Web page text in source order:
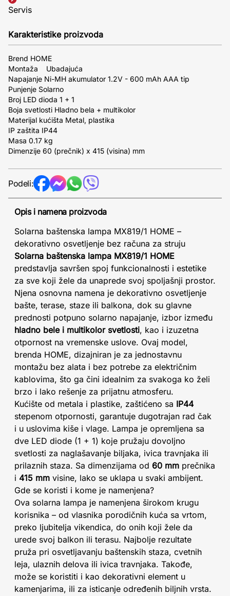
Servis
Karakteristike proizvoda
Brend HOME
Montaža Ubadajuća
Napajanje Ni-MH akumulator 1.2V - 600 mAh AAA tip
Punjenje Solarno
Broj LED dioda 1 + 1
Boja svetlosti Hladno bela + multikolor
Materijal kućišta Metal, plastika
IP zaštita IP44
Masa 0.17 kg
Dimenzije 60 (prečnik) x 415 (visina) mm
Podeli:
Opis i namena proizvoda
Solarna baštenska lampa MX819/1 HOME –
dekorativno osvetljenje bez računa za struju
Solarna baštenska lampa MX819/1 HOME
predstavlja savršen spoj funkcionalnosti i estetike
za sve koji žele da unaprede svoj spoljašnji prostor.
Njena osnovna namena je dekorativno osvetljenje
bašte, terase, staze ili balkona, dok su glavne
prednosti potpuno solarno napajanje, izbor između
hladno bele i multikolor svetlosti, kao i izuzetna
otpornost na vremenske uslove. Ovaj model,
brenda HOME, dizajniran je za jednostavnu
montažu bez alata i bez potrebe za električnim
kablovima, što ga čini idealnim za svakoga ko želi
brzo i lako rešenje za prijatnu atmosferu.
Kućište od metala i plastike, zaštićeno sa IP44
stepenom otpornosti, garantuje dugotrajan rad čak
i u uslovima kiše i vlage. Lampa je opremljena sa
dve LED diode (1 + 1) koje pružaju dovoljno
svetlosti za naglašavanje biljaka, ivica travnjaka ili
prilaznih staza. Sa dimenzijama od 60 mm prečnika
i 415 mm visine, lako se uklapa u svaki ambijent.
Gde se koristi i kome je namenjena?
Ova solarna lampa je namenjena širokom krugu
korisnika – od vlasnika porodičnih kuća sa vrtom,
preko ljubitelja vikendica, do onih koji žele da
urede svoj balkon ili terasu. Najbolje rezultate
pruža pri osvetljavanju baštenskih staza, cvetnih
leja, ulaznih delova ili ivica travnjaka. Takođe,
može se koristiti i kao dekorativni element u
kamenjarima, ili za isticanje određenih biljnih vrsta.